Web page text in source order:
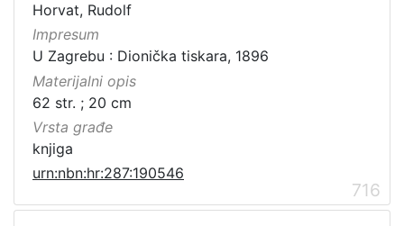
Horvat, Rudolf
Impresum
U Zagrebu : Dionička tiskara, 1896
Materijalni opis
62 str. ; 20 cm
Vrsta građe
knjiga
urn:nbn:hr:287:190546
716